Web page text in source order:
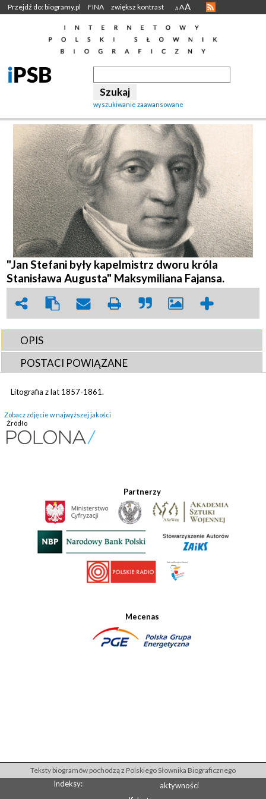
Przejdź do: biogramy.pl FINA zwiększ kontrast A AA
wyszukiwanie zaawansowane
"Jan Stefani były kapelmistrz dworu króla
Stanisława Augusta" Maksymiliana Fajansa.
OPIS
POSTACI POWIĄZANE
Litografia z lat 1857-1861.
Zobacz zdjęcie w najwyższej jakości
Źródło
Partnerzy
Mecenas
Teksty biogramów pochodzą z Polskiego Słownika Biograficznego
Indeksy:
aktywności